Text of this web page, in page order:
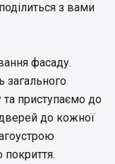
з вами
фасаду.
загального
та приступаємо до
до кожної
покриття.